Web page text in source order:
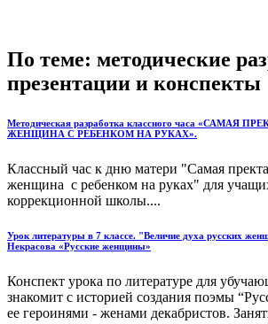
По теме: методические
презентации и конспекты
Методическая разработка классного часа «САМАЯ
ЖЕНЩИНА С РЕБЕНКОМ НА РУКАХ».
Классный час к дню матери "Самая
женщина с ребенком на руках" для
коррекционной школы....
Урок литературы в 7 классе. "Величие духа русских
Некрасова «Русские женщины»
Конспект урока по литературе для
знакомит с историей создания поэмы
ее героинями - женами декабристов.